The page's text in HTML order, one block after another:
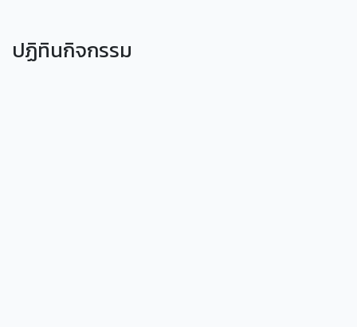
ปฏิทินกิจกรรม